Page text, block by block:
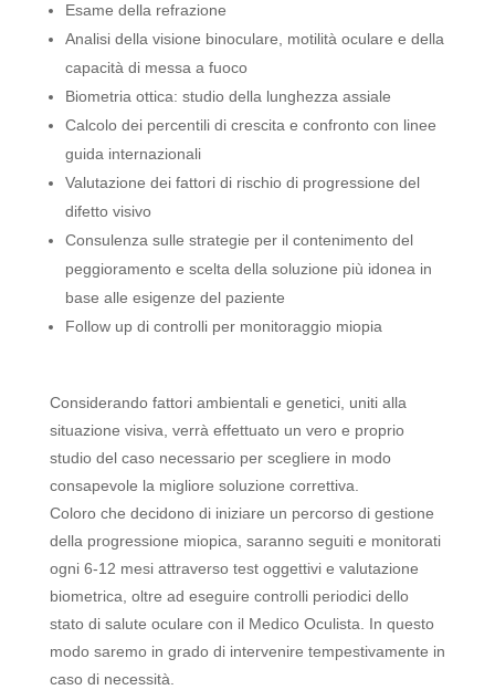
Esame della refrazione
Analisi della visione binoculare, motilità oculare e della
capacità di messa a fuoco
Biometria ottica: studio della lunghezza assiale
Calcolo dei percentili di crescita e confronto con linee
guida internazionali
Valutazione dei fattori di rischio di progressione del
difetto visivo
Consulenza sulle strategie per il contenimento del
peggioramento e scelta della soluzione più idonea in
base alle esigenze del paziente
Follow up di controlli per monitoraggio miopia
Considerando fattori ambientali e genetici, uniti alla
situazione visiva, verrà effettuato un vero e proprio
studio del caso necessario per scegliere in modo
consapevole la migliore soluzione correttiva.
Coloro che decidono di iniziare un percorso di gestione
della progressione miopica, saranno seguiti e monitorati
ogni 6-12 mesi attraverso test oggettivi e valutazione
biometrica, oltre ad eseguire controlli periodici dello
stato di salute oculare con il Medico Oculista. In questo
modo saremo in grado di intervenire tempestivamente in
caso di necessità.